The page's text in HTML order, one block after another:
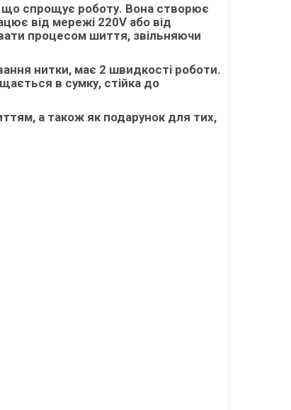
спрощує роботу. Вона створює
від мережі 220V або від
процесом шиття, звільняючи
нитки, має 2 швидкості роботи.
в сумку, стійка до
а також як подарунок для тих,